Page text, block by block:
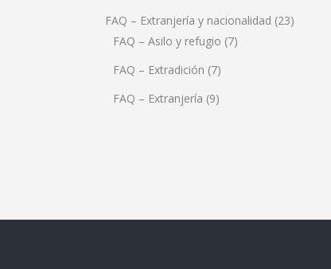
FAQ – Extranjería y nacionalidad (23)
FAQ – Asilo y refugio (7)
FAQ – Extradición (7)
FAQ – Extranjería (9)